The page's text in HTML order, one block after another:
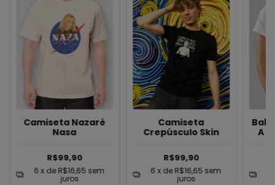
Camiseta Nazaré
Nasa
R$99,90
6 x deR$16,65 sem
juros
Camiseta
Crepúsculo Skin
R$99,90
6 x deR$16,65 sem
juros
A